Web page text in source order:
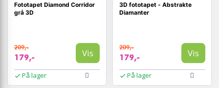
Fototapet Diamond Corridor
grå 3D
209,-
179,- Vis
På lager
3D fototapet - Abstrakte
Diamanter
209,-
179,- Vis
På lager